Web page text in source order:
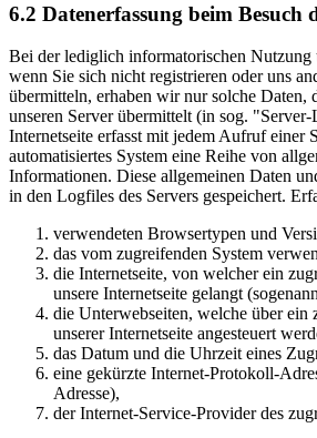
6.2 Datenerfassung beim Besuch
Bei der lediglich informatorischen Nutzung
wenn Sie sich nicht registrieren oder uns
übermitteln, erhaben wir nur solche Daten,
unseren Server übermittelt (in sog.
Internetseite erfasst mit jedem Aufruf einer
automatisiertes System eine Reihe von
Informationen. Diese allgemeinen Daten
in den Logfiles des Servers gespeichert.
verwendeten Browsertypen und
das vom zugreifenden System
die Internetseite, von welcher ein
unsere Internetseite gelangt
die Unterwebseiten, welche über ein
unserer Internetseite angesteuert
das Datum und die Uhrzeit eines
eine gekürzte Internet-Protokoll-
Adresse),
der Internet-Service-Provider des